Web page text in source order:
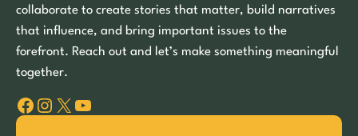
collaborate to create stories that matter, build narratives
that influence, and bring important issues to the
forefront. Reach out and let’s make something meaningful
together.
Facebook Instagram X YouTube